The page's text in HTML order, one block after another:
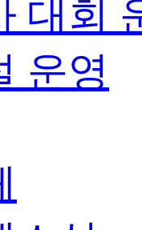
대회
운영